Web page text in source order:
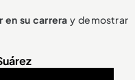
en su carrera y demostrar